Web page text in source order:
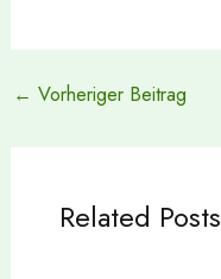
← Vorheriger Beitrag
Related Posts